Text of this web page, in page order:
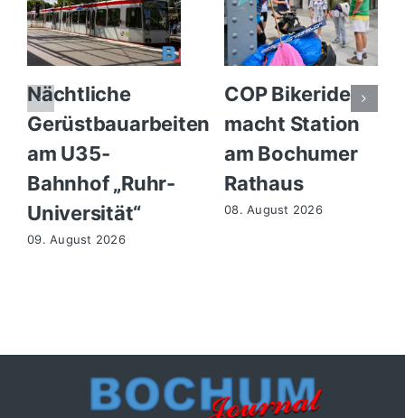
Nächtliche
Gerüstbauarbeiten
am U35-
Bahnhof „Ruhr-
Universität“
09. August 2026
COP Bikeride
macht Station
am Bochumer
Rathaus
08. August 2026